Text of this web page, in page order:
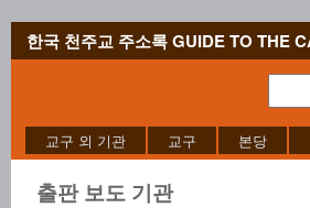
한국 천주교 주소록 GUIDE TO THE
교구 외 기관 교구 본당
출판 보도 기관